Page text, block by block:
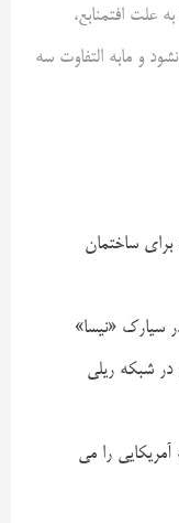
علت افتمنابع،
و مابه التفاوت سه
برای ساختمان
سیارک «نیسا»
در شبکه ریلی
را می